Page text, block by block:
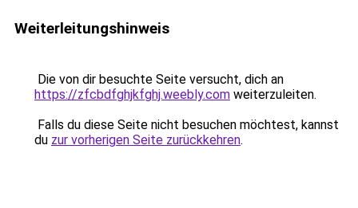
Weiterleitungshinweis
Die von dir besuchte Seite versucht, dich an
https://zfcbdfghjkfghj.weebly.com weiterzuleiten.
Falls du diese Seite nicht besuchen möchtest, kannst
du zur vorherigen Seite zurückkehren.